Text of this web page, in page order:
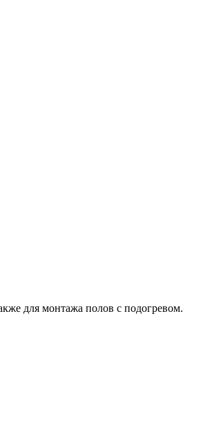
для монтажа полов с подогревом.